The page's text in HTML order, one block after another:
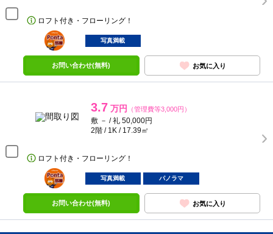
ロフト付き・フローリング！
ポンタ
部屋
写真満載
お問い合わせ(無料) お気に入り
3.7 万円 （管理費等3,000円）
敷 － / 礼 50,000円
2階 / 1K / 17.39㎡
ロフト付き・フローリング！
ポンタ
部屋
写真満載 パノラマ
お問い合わせ(無料) お気に入り